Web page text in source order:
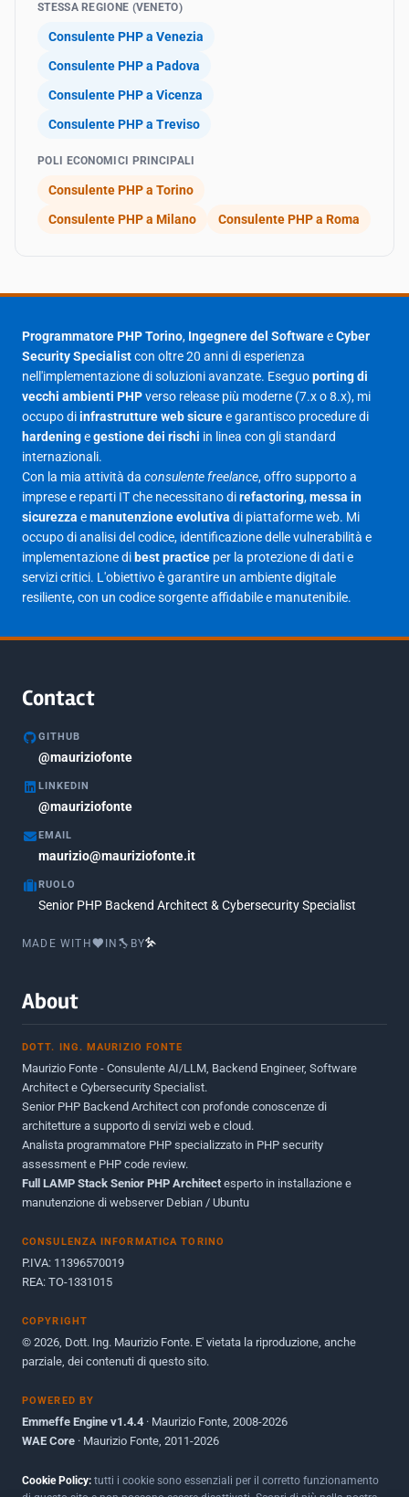
STESSA REGIONE (VENETO)
Consulente PHP a Venezia
Consulente PHP a Padova
Consulente PHP a Vicenza
Consulente PHP a Treviso
POLI ECONOMICI PRINCIPALI
Consulente PHP a Torino
Consulente PHP a Milano
Consulente PHP a Roma
Programmatore PHP Torino, Ingegnere del SoftwareeCyber
Security Specialistcon oltre 20 anni di esperienza
nell'implementazione di soluzioni avanzate. Eseguoporting di
vecchi ambienti PHPverso release più moderne (7.x o 8.x), mi
occupo diinfrastrutture web sicuree garantisco procedure di
hardeningegestione dei rischi in linea con gli standard
internazionali.
Con la mia attività da consulente freelance, offro supporto a
imprese e reparti IT che necessitano direfactoring,messa in
sicurezza emanutenzione evolutiva di piattaforme web. Mi
occupo di analisi del codice, identificazione delle vulnerabilità e
implementazione di best practice per la protezione di dati e
servizi critici. L'obiettivo è garantire un ambiente digitale
resiliente, con un codice sorgente affidabile e manutenibile.
Contact
GITHUB
@mauriziofonte
LINKEDIN
@mauriziofonte
EMAIL
maurizio@mauriziofonte.it
RUOLO
Senior PHP Backend Architect & Cybersecurity Specialist
MADE WITH IN BY
About
DOTT. ING. MAURIZIO FONTE
Maurizio Fonte - Consulente AI/LLM, Backend Engineer, Software
Architect e Cybersecurity Specialist.
Senior PHP Backend Architect con profonde conoscenze di
architetture a supporto di servizi web e cloud.
Analista programmatore PHP specializzato in PHP security
assessment e PHP code review.
Full LAMP Stack Senior PHP Architect esperto in installazione e
manutenzione di webserver Debian / Ubuntu
CONSULENZA INFORMATICA TORINO
P.IVA: 11396570019
REA: TO-1331015
COPYRIGHT
© 2026, Dott. Ing. Maurizio Fonte. E' vietata la riproduzione, anche
parziale, dei contenuti di questo sito.
POWERED BY
Emmeffe Engine v1.4.4 · Maurizio Fonte, 2008-2026
WAE Core · Maurizio Fonte, 2011-2026
Cookie Policy: tutti i cookie sono essenziali per il corretto funzionamento